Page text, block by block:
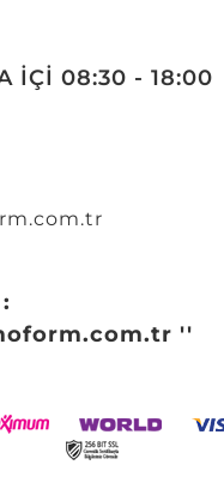
İÇİ 08:30 - 18:00
''